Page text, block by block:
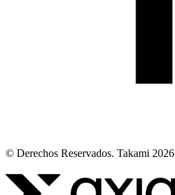
© Derechos Reservados. Takami 2026